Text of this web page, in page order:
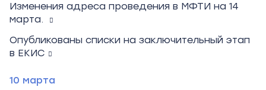
Изменения адреса проведения в МФТИ на 14
марта.
Опубликованы списки на заключительный этап
в ЕКИС
10 марта